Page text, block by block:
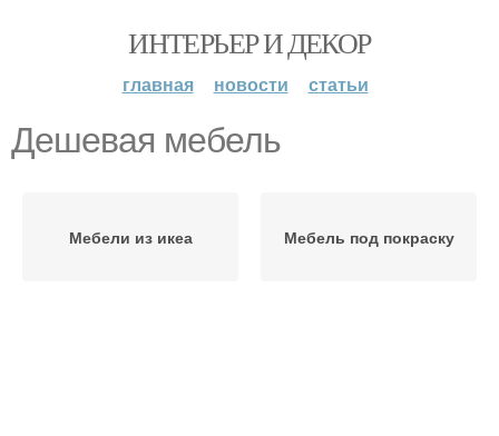
ИНТЕРЬЕР И ДЕКОР
главная новости статьи
Дешевая мебель
Мебели из икеа Мебель под покраску